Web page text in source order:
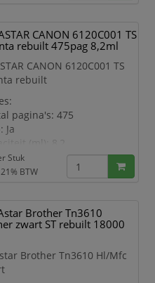
CANON 6120C001 TS
rebuilt 475pag 8,2ml
CANON 6120C001 TS
rebuilt
pagina's: 475
Ja
(ml): 8,2
Rood
voor printermodel:
Stuk
BTW
Brother Tn3610
zwart ST rebuilt 18000
Brother Tn3610 Hl/Mfc